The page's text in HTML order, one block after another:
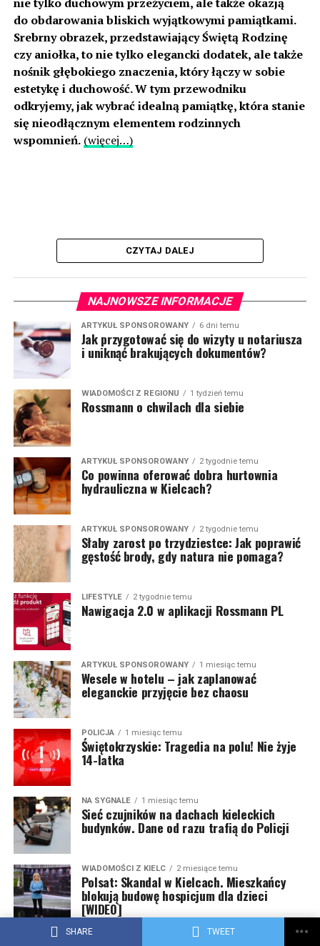
SHARE TWEET
nie tylko duchowym przeżyciem, ale także okazją
do obdarowania bliskich wyjątkowymi pamiątkami.
Srebrny obrazek, przedstawiający Świętą Rodzinę
czy aniołka, to nie tylko elegancki dodatek, ale także
nośnik głębokiego znaczenia, który łączy w sobie
estetykę i duchowość. W tym przewodniku
odkryjemy, jak wybrać idealną pamiątkę, która stanie
się nieodłącznym elementem rodzinnych
wspomnień. (więcej…)
CZYTAJ DALEJ
NAJNOWSZE INFORMACJE
ARTYKUŁ SPONSOROWANY 6 dni temu
Jak przygotować się do wizyty u notariusza
i uniknąć brakujących dokumentów?
WIADOMOŚCI Z REGIONU 1 tydzień temu
Rossmann o chwilach dla siebie
ARTYKUŁ SPONSOROWANY 2 tygodnie temu
Co powinna oferować dobra hurtownia
hydrauliczna w Kielcach?
ARTYKUŁ SPONSOROWANY 2 tygodnie temu
Słaby zarost po trzydziestce: Jak poprawić
gęstość brody, gdy natura nie pomaga?
LIFESTYLE 2 tygodnie temu
Nawigacja 2.0 w aplikacji Rossmann PL
ARTYKUŁ SPONSOROWANY 1 miesiąc temu
Wesele w hotelu – jak zaplanować
eleganckie przyjęcie bez chaosu
POLICJA 1 miesiąc temu
Świętokrzyskie: Tragedia na polu! Nie żyje
14-latka
NA SYGNALE 1 miesiąc temu
Sieć czujników na dachach kieleckich
budynków. Dane od razu trafią do Policji
WIADOMOŚCI Z KIELC 2 miesiące temu
Polsat: Skandal w Kielcach. Mieszkańcy
blokują budowę hospicjum dla dzieci
[WIDEO]
NA SYGNALE 2 miesiące temu